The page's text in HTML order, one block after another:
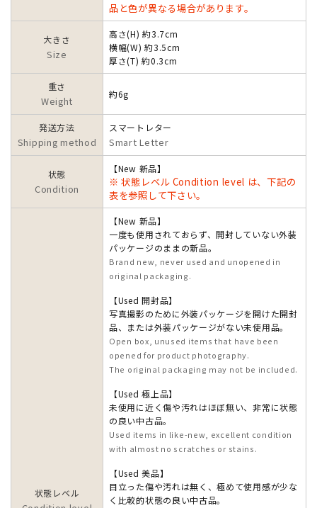
品と色が異なる場合があります。
大きさ
Size
高さ(H) 約3.7cm
横幅(W) 約3.5cm
厚さ(T) 約0.3cm
重さ
Weight
約6g
発送方法
Shipping method
スマートレター
Smart Letter
状態
Condition
【New 新品】
※ 状態レベル Condition level は、下記の
表を参照して下さい。
状態レベル
【New 新品】
一度も使用されておらず、開封していない外装
パッケージのままの新品。
Brand new, never used and unopened in
original packaging.
【Used 開封品】
写真撮影のために外装パッケージを開けた開封
品、または外装パッケージがない未使用品。
Open box, unused items that have been
opened for product photography.
The original packaging may not be included.
【Used 極上品】
未使用に近く傷や汚れはほぼ無い、非常に状態
の良い中古品。
Used items in like-new, excellent condition
with almost no scratches or stains.
【Used 美品】
目立った傷や汚れは無く、極めて使用感が少な
く比較的状態の良い中古品。